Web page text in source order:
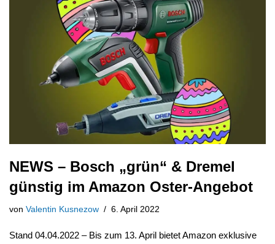
NEWS – Bosch „grün“ & Dremel
günstig im Amazon Oster-Angebot
von Valentin Kusnezow 6. April 2022
Stand 04.04.2022 – Bis zum 13. April bietet Amazon exklusive